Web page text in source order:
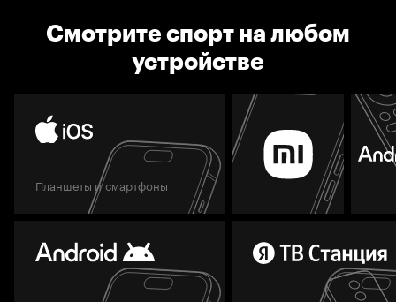
Смотрите спорт на любом
устройстве
Планшеты и смартфоны